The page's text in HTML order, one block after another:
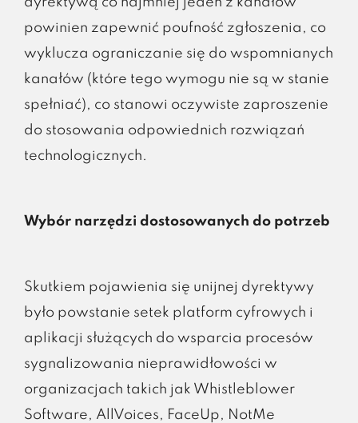
powinien zapewnić poufność zgłoszenia, co
wyklucza ograniczanie się do wspomnianych
kanałów (które tego wymogu nie są w stanie
spełniać), co stanowi oczywiste zaproszenie
do stosowania odpowiednich rozwiązań
technologicznych.
Wybór narzędzi dostosowanych do potrzeb
Skutkiem pojawienia się unijnej dyrektywy
było powstanie setek platform cyfrowych i
aplikacji służących do wsparcia procesów
sygnalizowania nieprawidłowości w
organizacjach takich jak Whistleblower
Software, AllVoices, FaceUp, NotMe